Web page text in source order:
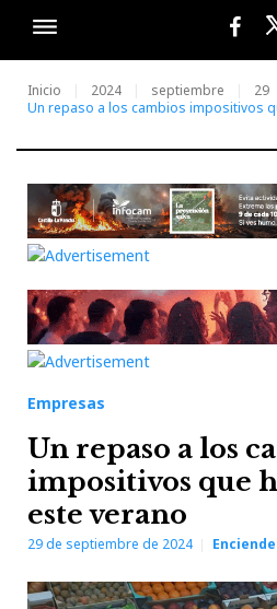
Inicio 2024 septiembre 29
Un repaso a los cambios impositivos
Empresas
Un repaso a los
impositivos que
este verano
29 de septiembre de 2024